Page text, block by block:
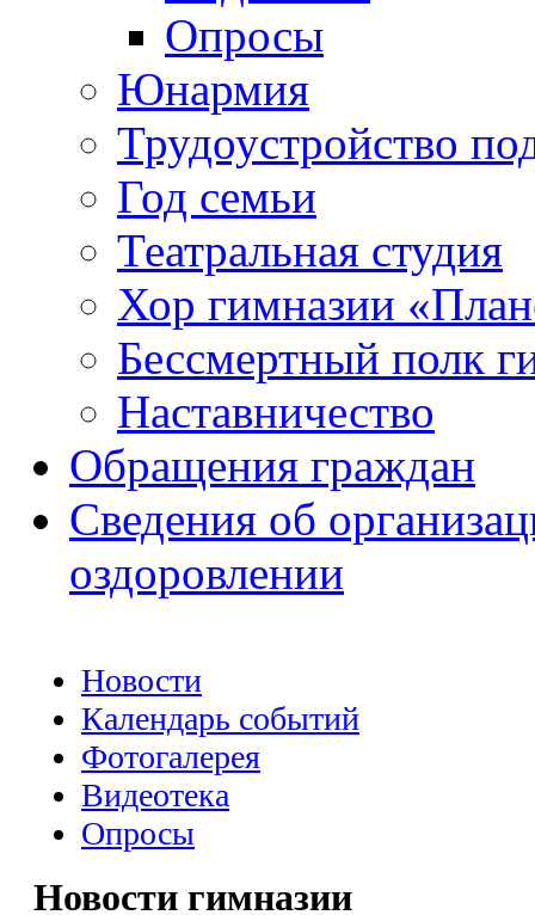
Опросы
Юнармия
Трудоустройство
Год семьи
Театральная студия
Хор гимназии
Бессмертный полк
Наставничество
Обращения граждан
Сведения об
оздоровлении
Новости
Календарь событий
Фотогалерея
Видеотека
Опросы
Новости гимназии